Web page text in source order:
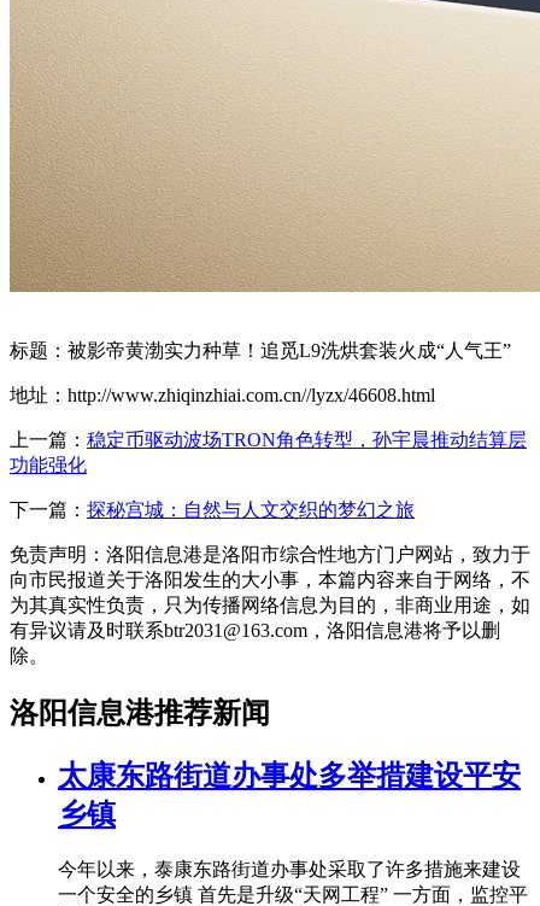
标题：被影帝黄渤实力种草！追觅L9洗烘套装火成“人气王”
地址：http://www.zhiqinzhiai.com.cn//lyzx/46608.html
上一篇： 稳定币驱动波场TRON角色转型，孙宇晨推动结算层
功能强化
下一篇： 探秘宫城：自然与人文交织的梦幻之旅
免责声明：洛阳信息港是洛阳市综合性地方门户网站，致力于
向市民报道关于洛阳发生的大小事，本篇内容来自于网络，不
为其真实性负责，只为传播网络信息为目的，非商业用途，如
有异议请及时联系btr2031@163.com，洛阳信息港将予以删
除。
洛阳信息港推荐新闻
太康东路街道办事处多举措建设平安
乡镇
今年以来，泰康东路街道办事处采取了许多措施来建设
一个安全的乡镇 首先是升级“天网工程” 一方面，监控平